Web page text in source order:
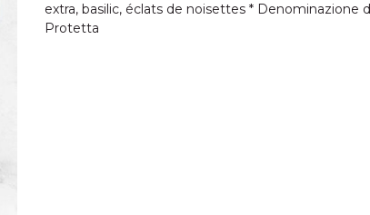
extra, basilic, éclats de noisettes * Denominazione
Protetta